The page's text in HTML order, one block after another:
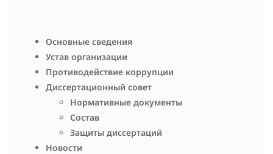
Основные сведения
Устав организации
Противодействие коррупции
Диссертационный совет
Нормативные документы
Состав
Защиты диссертаций
Новости